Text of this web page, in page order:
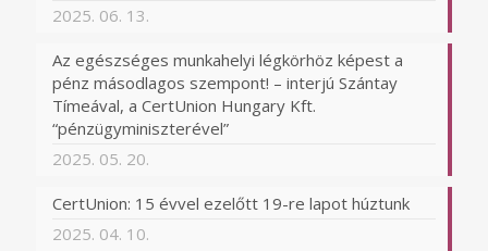
2025. 06. 13.
Az egészséges munkahelyi légkörhöz képest a
pénz másodlagos szempont! – interjú Szántay
Tímeával, a CertUnion Hungary Kft.
“pénzügyminiszterével”
2025. 05. 20.
CertUnion: 15 évvel ezelőtt 19-re lapot húztunk
2025. 04. 10.